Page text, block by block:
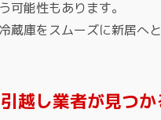
可能性もあります。
蔵庫をスムーズに新居へ
越し業者が見つか